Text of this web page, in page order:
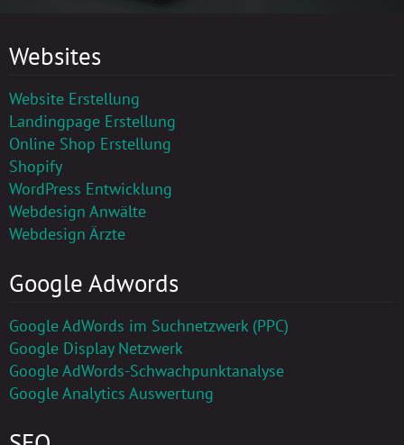
Websites
Website Erstellung
Landingpage Erstellung
Online Shop Erstellung
Shopify
WordPress Entwicklung
Webdesign Anwälte
Webdesign Ärzte
Google Adwords
Google AdWords im Suchnetzwerk (PPC)
Google Display Netzwerk
Google AdWords-Schwachpunktanalyse
Google Analytics Auswertung